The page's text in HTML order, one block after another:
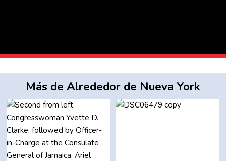
Más de Alrededor de Nueva York